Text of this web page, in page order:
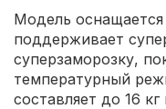
Модель
поддерживает
суперзаморозку,
температурный
составляет до 16 кг